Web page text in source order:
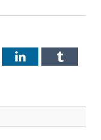
LinkedInTumblr